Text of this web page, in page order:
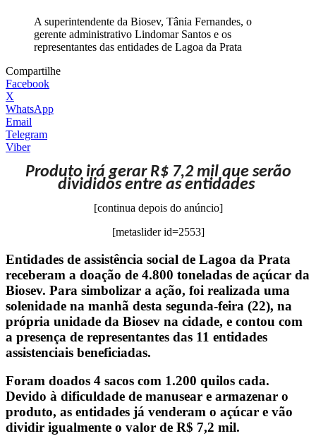
A superintendente da Biosev, Tânia Fernandes, o
gerente administrativo Lindomar Santos e os
representantes das entidades de Lagoa da Prata
Compartilhe
Facebook
X
WhatsApp
Email
Telegram
Viber
Produto irá gerar R$ 7,2 mil que serão
divididos entre as entidades
[continua depois do anúncio]
[metaslider id=2553]
Entidades de assistência social de Lagoa da Prata
receberam a doação de 4.800 toneladas de açúcar da
Biosev. Para simbolizar a ação, foi realizada uma
solenidade na manhã desta segunda-feira (22), na
própria unidade da Biosev na cidade, e contou com
a presença de representantes das 11 entidades
assistenciais beneficiadas.
Foram doados 4 sacos com 1.200 quilos cada.
Devido à dificuldade de manusear e armazenar o
produto, as entidades já venderam o açúcar e vão
dividir igualmente o valor de R$ 7,2 mil.